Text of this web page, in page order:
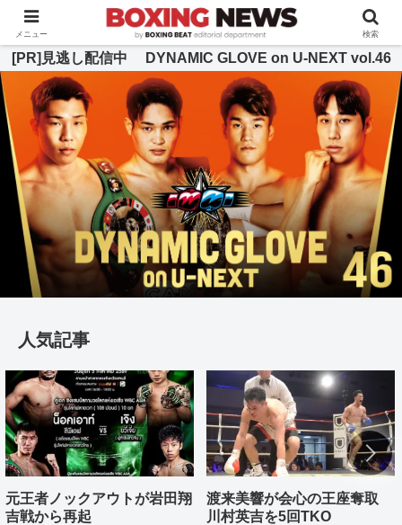
BOXING BEAT [ボクシング・ビート] 公式サイト
[PR]見逃し配信中 DYNAMIC GLOVE on U-NEXT vol.46
人気記事
元王者ノックアウトが岩田翔
吉戦から再起
渡来美響が会心の王座奪取
川村英吉を5回TKO
メニュー 検索